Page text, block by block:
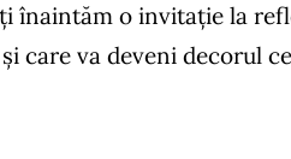
înaintăm o invitație la
care va deveni decorul